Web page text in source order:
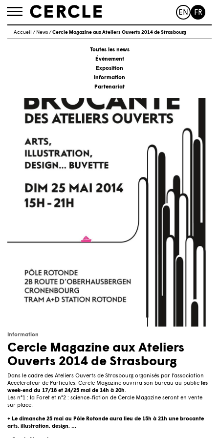
Toggle
EN FR
Accueil / News/Cercle Magazine aux Ateliers Ouverts 2014 de Strasbourg
Toutes les news
Événement
Exposition
Information
Partenariat
Information
Cercle Magazine aux Ateliers
Ouverts 2014 de Strasbourg
Dans le cadre des Ateliers Ouverts de Strasbourg organisés par l’association
Accélérateur de Particules, Cercle Magazine ouvrira son bureau au public les
week-end du 17/18 et 24/25 mai de 14h à 20h.
Les n°1 : la Foret et n°2 : science-fiction de Cercle Magazine seront en vente
sur place.
+ Le dimanche 25 mai au Pôle Rotonde aura lieu de 15h à 21h une brocante
arts, illustration, design, …